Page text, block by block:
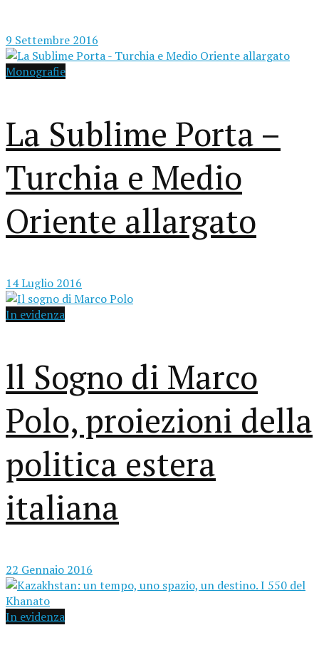
9 Settembre 2016
Monografie
La Sublime Porta –
Turchia e Medio
Oriente allargato
14 Luglio 2016
In evidenza
ll Sogno di Marco
Polo, proiezioni della
politica estera
italiana
22 Gennaio 2016
In evidenza